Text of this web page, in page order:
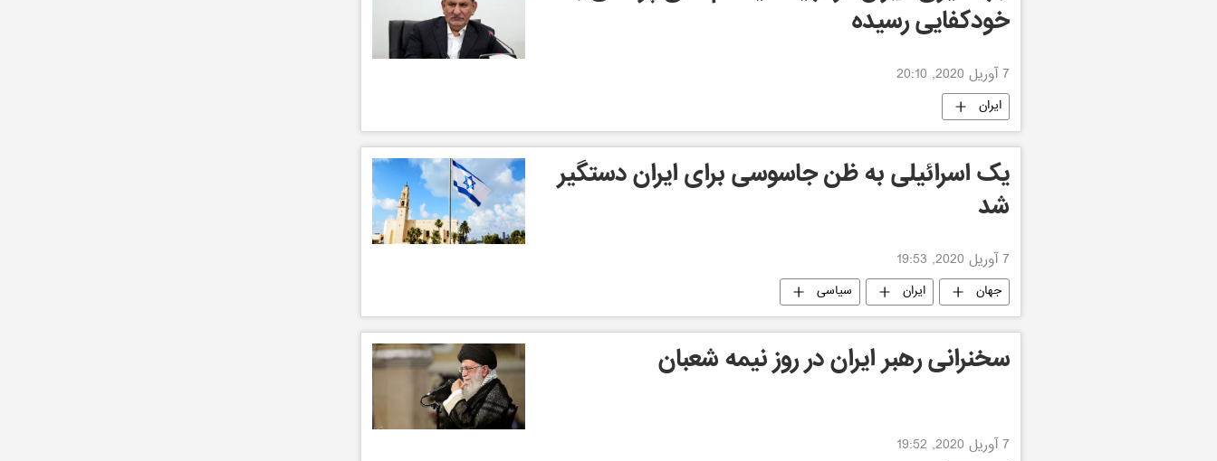
خودکفایی رسیده
7 آوریل 2020, 20:10
ایران
یک اسرائیلی به ظن جاسوسی برای ایران دستگیر
شد
7 آوریل 2020, 19:53
جهان ایران سیاسی
سخنرانی رهبر ایران در روز نیمه شعبان
7 آوریل 2020, 19:52